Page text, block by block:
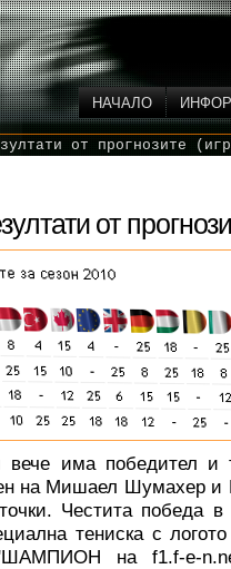
НАЧАЛО
от прогнозите
от
вече има победител
на Мишаел Шумахер и
Честита победа в
тениска с
на f1.f-e-